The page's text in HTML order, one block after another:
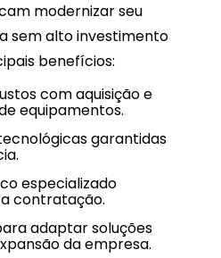
modernizar seu
sem alto investimento
benefícios:
equipamentos.
contratação.
da empresa.